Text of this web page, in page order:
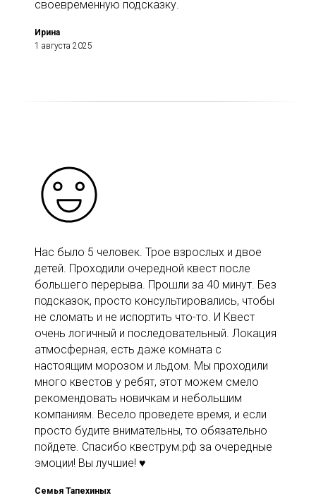
своевременную подсказку.
Ирина
1 августа 2025
Нас было 5 человек. Трое взрослых и двое
детей. Проходили очередной квест после
большего перерыва. Прошли за 40 минут. Без
подсказок, просто консультировались, чтобы
не сломать и не испортить что-то. И Квест
очень логичный и последовательный. Локация
атмосферная, есть даже комната с
настоящим морозом и льдом. Мы проходили
много квестов у ребят, этот можем смело
рекомендовать новичкам и небольшим
компаниям. Весело проведете время, и если
просто будите внимательны, то обязательно
пойдете. Спасибо квеструм.рф за очередные
эмоции! Вы лучшие! ♥️
Семья Тапехиных